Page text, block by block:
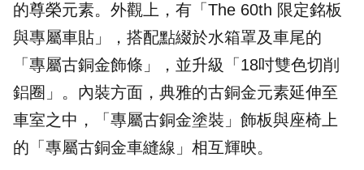
的尊榮元素。外觀上，有「The 60th 限定銘板
與專屬車貼」，搭配點綴於水箱罩及車尾的
「專屬古銅金飾條」，並升級「18吋雙色切削
鋁圈」。內裝方面，典雅的古銅金元素延伸至
車室之中，「專屬古銅金塗裝」飾板與座椅上
的「專屬古銅金車縫線」相互輝映。